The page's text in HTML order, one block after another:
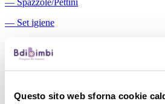
Questo sito web sforna cookie
― Set igiene
Aspiratori nasali manuali